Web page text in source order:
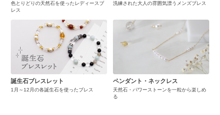
色とりどりの天然石を使ったレディースブ
レス
洗練された大人の雰囲気漂うメンズブレス
誕生石ブレスレット
1月～12月の各誕生石を使ったブレス
ペンダント・ネックレス
天然石・パワーストーンを一粒から楽しめ
る